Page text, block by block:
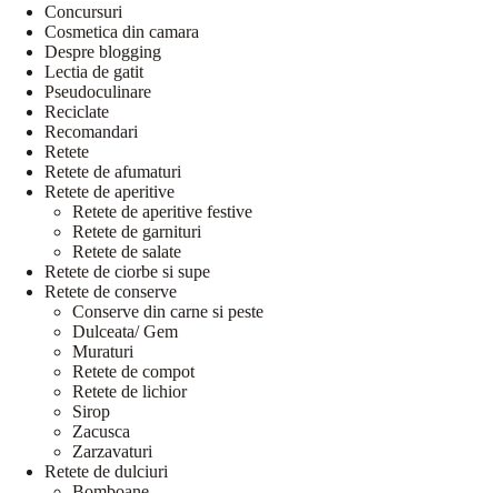
Concursuri
Cosmetica din camara
Despre blogging
Lectia de gatit
Pseudoculinare
Reciclate
Recomandari
Retete
Retete de afumaturi
Retete de aperitive
Retete de aperitive festive
Retete de garnituri
Retete de salate
Retete de ciorbe si supe
Retete de conserve
Conserve din carne si peste
Dulceata/ Gem
Muraturi
Retete de compot
Retete de lichior
Sirop
Zacusca
Zarzavaturi
Retete de dulciuri